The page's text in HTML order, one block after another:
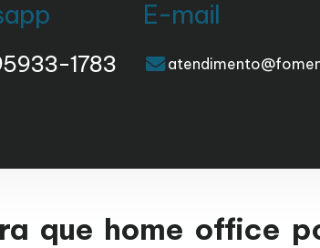
1783
E-mail
que home office